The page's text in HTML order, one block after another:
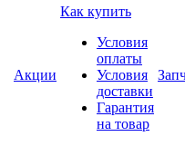
Акции
Как купить
Условия
оплаты
Условия
доставки
Гарантия
на товар